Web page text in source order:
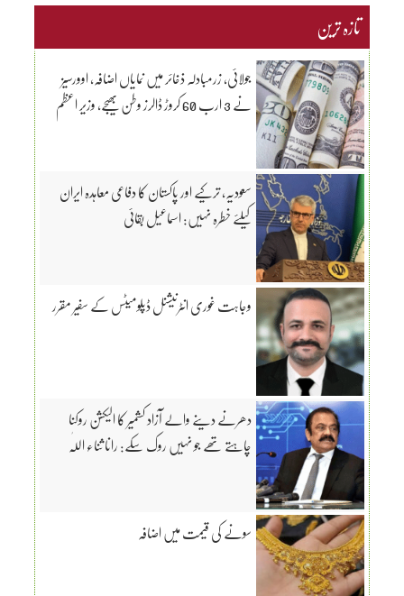
تازہ ترین
جولائی، زرمبادلہ ذخائر میں نمایاں اضافہ، اوورسیز
نے 3 ارب 60 کروڑ ڈالرز وطن بھیجے، وزیر اعظم
سعودیہ، ترکیے اور پاکستان کا دفاعی معاہدہ ایران
کیلئے خطرہ نہیں: اسماعیل بقائی
وجاہت غوری انٹرنیشنل ڈپلومیٹس کے سفیر مقرر
دھرنے دینے والے آزاد کشمیر کا الیکشن روکنا
چاہتے تھے جو نہیں روک سکے: رانا ثناء اللّٰہ
سونے کی قیمت میں اضافہ